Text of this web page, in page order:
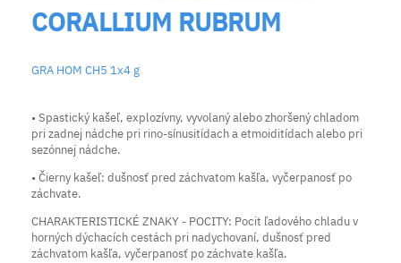
CORALLIUM RUBRUM
GRA HOM CH5 1x4 g
• Spastický kašeľ, explozívny, vyvolaný alebo zhoršený chladom
pri zadnej nádche pri rino-sínusitídach a etmoiditídach alebo pri
sezónnej nádche.
• Čierny kašeľ: dušnosť pred záchvatom kašľa, vyčerpanosť po
záchvate.
CHARAKTERISTICKÉ ZNAKY - POCITY: Pocit ľadového chladu v
horných dýchacích cestách pri nadychovaní, dušnosť pred
záchvatom kašľa, vyčerpanosť po záchvate kašľa.